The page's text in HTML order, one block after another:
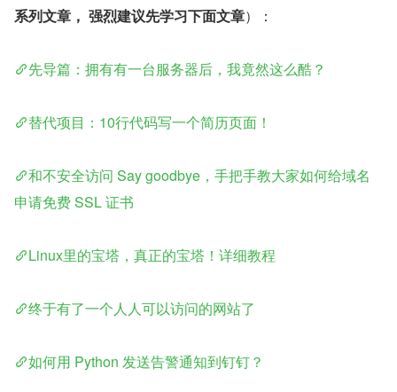
系列文章， 强烈建议先学习下面文章）：
先导篇：拥有有一台服务器后，我竟然这么酷？
替代项目：10行代码写一个简历页面！
和不安全访问 Say goodbye，手把手教大家如何给域名
申请免费 SSL 证书
Linux里的宝塔，真正的宝塔！详细教程
终于有了一个人人可以访问的网站了
如何用 Python 发送告警通知到钉钉？